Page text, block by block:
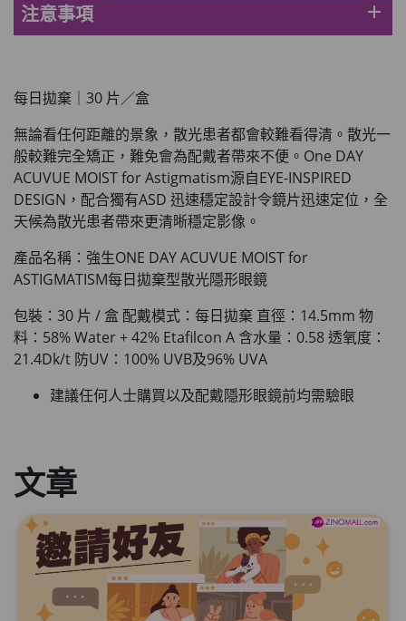
HKD$169 加入購物車
HKD$169
HKD$449
加入購物車
理膚泉 無香大哥大防曬 50ml (2027年4
月)
HKD$88
HKD$145
加入購物車
Round Lab 白樺樹水份防曬霜 50ml
(到期日2027年2月)
此商品最多可加購1件
HKD$85
HKD$145
加入購物車
注意事項 add
每日拋棄｜30 片／盒
無論看任何距離的景象，散光患者都會較難看得清。散光一
般較難完全矯正，難免會為配戴者帶來不便。One DAY
ACUVUE MOIST for Astigmatism源自EYE-INSPIRED
DESIGN，配合獨有ASD 迅速穩定設計令鏡片迅速定位，全
天候為散光患者帶來更清晰穩定影像。
產品名稱：強生ONE DAY ACUVUE MOIST for
ASTIGMATISM每日拋棄型散光隱形眼鏡
包裝：30 片 / 盒 配戴模式：每日拋棄 直徑：14.5mm 物
料：58% Water + 42% Etafilcon A 含水量：0.58 透氧度：
21.4Dk/t 防UV：100% UVB及96% UVA
建議任何人士購買以及配戴隱形眼鏡前均需驗眼
文章